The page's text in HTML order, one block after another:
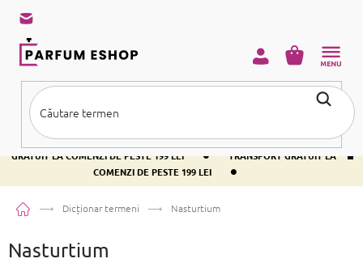
conținut
TRANSPORT GRATUIT LA COMENZI DE PESTE 199 LEI •
TRANSPORT
GRATUIT LA COMENZI DE PESTE 199 LEI
•
TRANSPORT GRATUIT LA
COMENZI DE PESTE 199 LEI
•
COŞ
Acasă Dicționar termeni Nasturtium
Nasturtium